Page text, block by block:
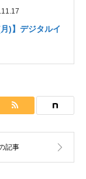
)】デジタルイ